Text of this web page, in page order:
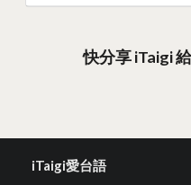
快分享 iTaigi
iTaigi愛台語